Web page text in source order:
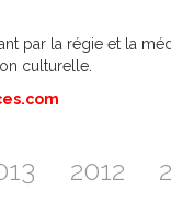
par la régie et la
culturelle.
2012